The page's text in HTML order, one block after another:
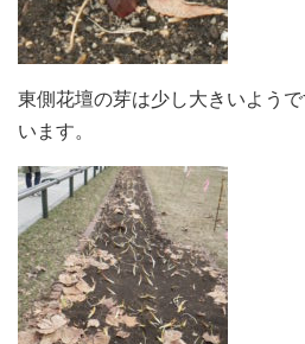
東側花壇の芽は少し大きいよう
います。